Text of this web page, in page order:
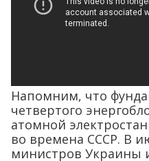
Напомним, что
четвертого
атомной
во времена СССР. В
министров Украины